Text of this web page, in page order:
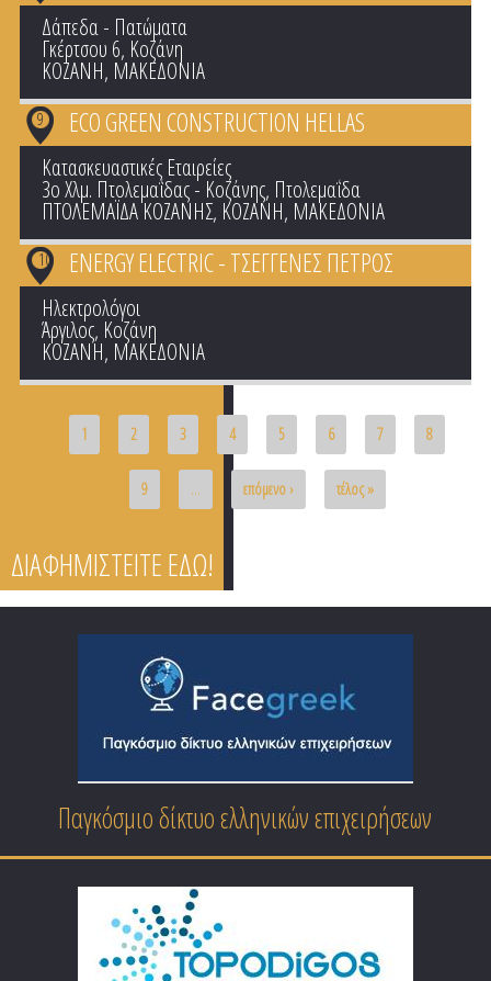
Δάπεδα - Πατώματα
Γκέρτσου 6, Κοζάνη
ΚΟΖΑΝΗ, ΜΑΚΕΔΟΝΙΑ
ECO GREEN CONSTRUCTION HELLAS
9
Κατασκευαστικές Εταιρείες
3o Χλμ. Πτολεμαΐδας - Κοζάνης, Πτολεμαΐδα
ΠΤΟΛΕΜΑΪΔΑ ΚΟΖΑΝΗΣ, ΚΟΖΑΝΗ, ΜΑΚΕΔΟΝΙΑ
ENERGY ELECTRIC - ΤΣΕΓΓΕΝΕΣ ΠΕΤΡΟΣ
10
Ηλεκτρολόγοι
Άργιλος, Κοζάνη
ΚΟΖΑΝΗ, ΜΑΚΕΔΟΝΙΑ
1 2 3 4 5 6 7 8
9 … επόμενο › τέλος »
ΔΙΑΦΗΜΙΣΤΕΙΤΕ ΕΔΩ!
Παγκόσμιο δίκτυο ελληνικών επιχειρήσεων
Επαγγελματικός Οδηγός Ειδικοτήτων Ελλάδας